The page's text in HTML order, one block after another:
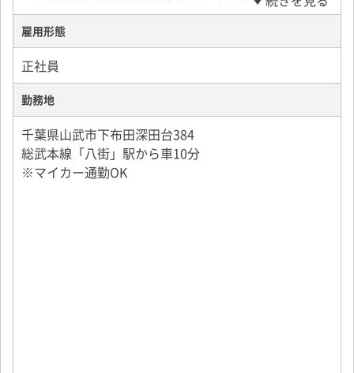
・高卒以上
★経験者は特に歓迎します！
・社会人・職種・業界未経験の方歓迎
・第二新卒の方
・ベテランの方も歓迎
・就業ブランクなど不問
雇用形態
正社員
勤務地
千葉県山武市下布田深田台384
総武本線「八街」駅から車10分
※マイカー通勤OK